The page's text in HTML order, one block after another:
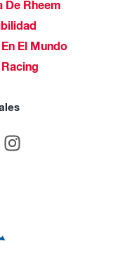
De Rheem
El Mundo